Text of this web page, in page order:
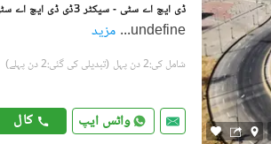
undefine
... مزید
شامل کی:2 دن پہل (تبدیلی کی گئی:2 دن پہلے)
واٹس ایپ کال